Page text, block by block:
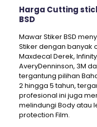
Harga Cutting
BSD
Mawar Stiker BSD
Stiker dengan banyak
Maxdecal Derek,
AveryDenninson, 3M
tergantung pilihan
2 hingga 5 tahun,
profesional ini juga
melindungi Body atau
protection Film.